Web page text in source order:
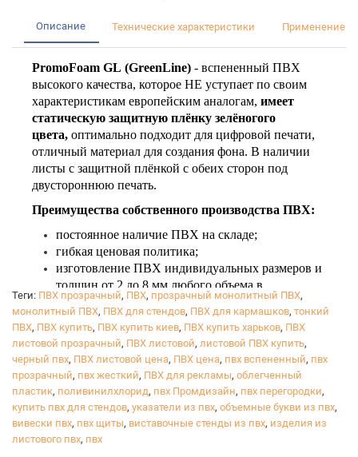
Описание Технические характеристики Применение
PromoFoam GL (GreenLine) - вспененный ПВХ
высокого качества, которое НЕ уступает по своим
характеристикам европейским аналогам, имеет
статическую защитную плёнку зелёногого
цвета, оптимально подходит для цифровой печати,
отличный материал для создания фона. В наличии
листы с защитной плёнкой с обеих сторон под
двустороннюю печать.
Преимущества собственного производства ПВХ:
постоянное наличие ПВХ на складе;
гибкая ценовая политика;
изготовление ПВХ индивидуальных размеров и
толщин от 2 до 8 мм любого объема в
кратчайшие сроки;
возможность изготовления ПВХ без защитной
пленки с целью экономии.
Теги: ПВХ прозрачный, ПВХ, прозрачный монолитный ПВХ,
монолитный ПВХ, ПВХ для стендов, ПВХ для кармашков, тонкий
ПВХ, ПВХ купить, ПВХ купить киев, ПВХ купить харьков, ПВХ
листовой прозрачный, ПВХ листовой, листовой ПВХ купить,
черный пвх, ПВХ листовой цена, ПВХ цена, пвх вспененный, пвх
прозрачный, пвх жесткий, ПВХ для рекламы, облегченный
пластик, поливинилхлорид, пвх Промдизайн, пвх перегородки,
купить пвх для стендов, указатели из пвх, объемные букви из пвх,
вивески пвх, пвх щиты, виставочные стенды из пвх, изделия из
листового пвх, пвх